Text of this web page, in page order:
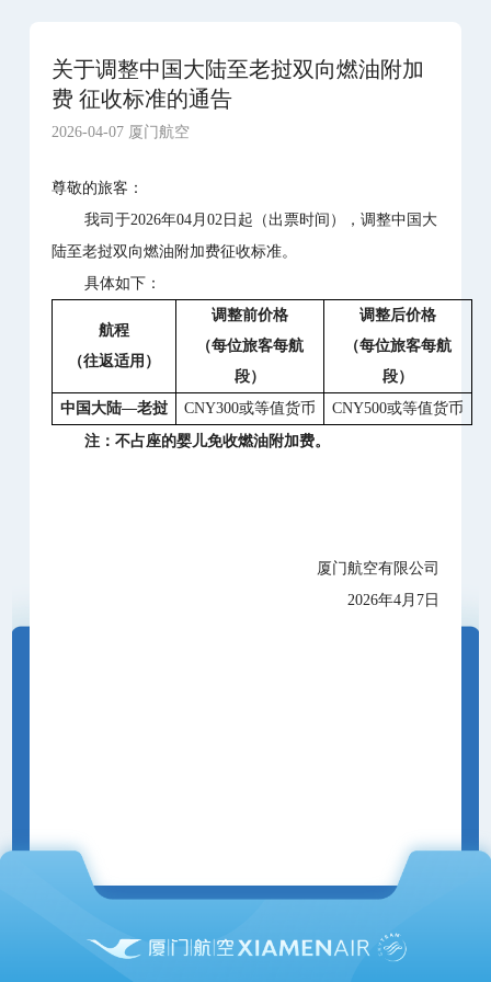
关于调整中国大陆至老挝双向燃油附加
费 征收标准的通告
2026-04-07 厦门航空
尊敬的旅客：
我司于2026年04月02日起（出票时间），调整中国大
陆至老挝双向燃油附加费征收标准。
具体如下：
航程
（往返适用）
调整前价格
（每位旅客每航
段）
调整后价格
（每位旅客每航
段）
中国大陆—老挝 CNY300或等值货币
CNY500或等值货币
注：不占座的婴儿免收燃油附加费。
厦门航空有限公司
2026年4月7日